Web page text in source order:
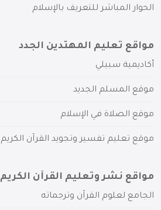
الحوار المباشر للتعريف بالإسلام
مواقع تعليم المهتدين الجدد
أكاديمية سبيلي
موقع المسلم الجديد
موقع الصلاة في الإسلام
موقع تعليم تفسير وتجويد القرآن الكريم
مواقع نشر وتعليم القرآن الكريم
الجامع لعلوم القرآن وترجماته